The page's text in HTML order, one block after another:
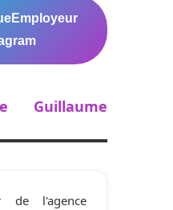
Guillaume
de l'agence